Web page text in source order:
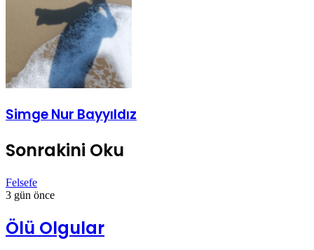
Simge Nur Bayyıldız
Sonrakini Oku
Felsefe
3 gün önce
Ölü Olgular